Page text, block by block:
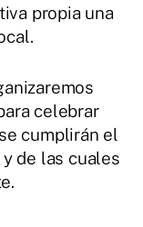
propia una
celebrar
cumplirán el
y de las cuales